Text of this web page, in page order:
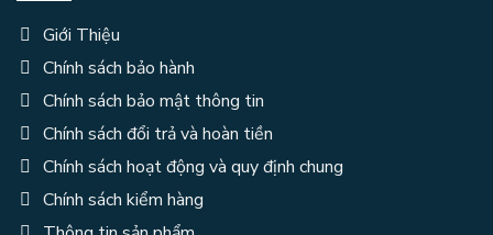
Giới Thiệu
Chính sách bảo hành
Chính sách bảo mật thông tin
Chính sách đổi trả và hoàn tiền
Chính sách hoạt động và quy định chung
Chính sách kiểm hàng